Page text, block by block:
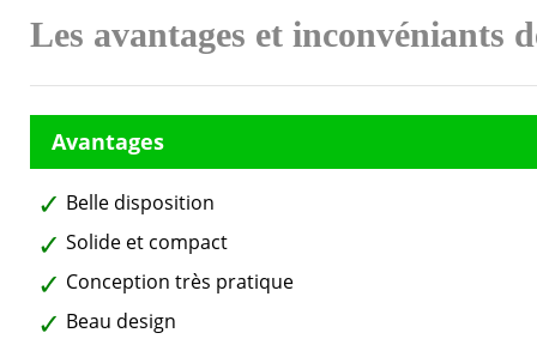
Les avantages et inconvéniants
Belle disposition
Solide et compact
Conception très pratique
Beau design